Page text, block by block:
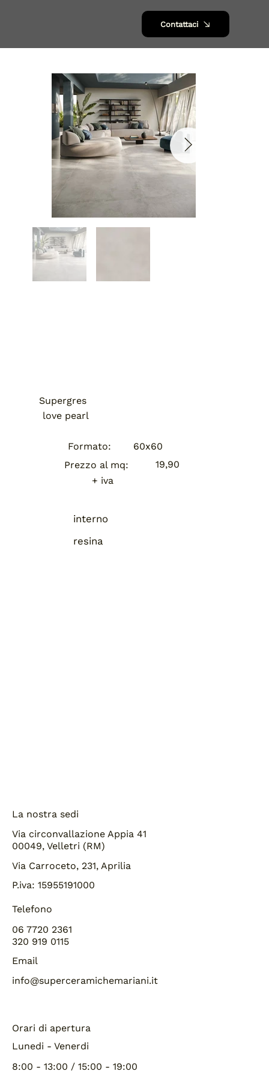
Contattaci
Supergres
love pearl
Formato:
60x60
Prezzo al mq:
19,90
+ iva
interno
resina
La nostra sedi
Via circonvallazione Appia 41
00049, Velletri (RM)
Via Carroceto, 231, Aprilia
P.iva: 15955191000
Telefono
06 7720 2361
320 919 0115
Email
info@superceramichemariani.it
Orari di apertura
Lunedi - Venerdi
8:00 - 13:00 / 15:00 - 19:00